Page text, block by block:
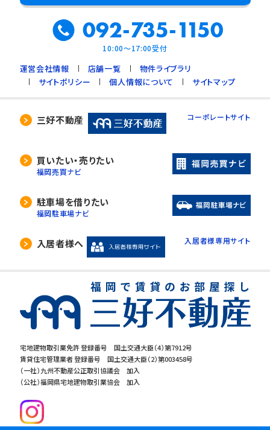
宅地建物取引業免許 登録番号 国土交通大臣（4）第7912号
賃貸住宅管理業者 登録番号 国土交通大臣（2）第003458号
（一社）九州不動産公正取引協議会 加入
（公社）福岡県宅地建物取引業協会 加入
092-735-1150
10:00～17:00受付
運営会社情報 店舗一覧
物件ライブラリ
サイトポリシー
個人情報について サイトマップ
三好不動産 コーポレートサイト
買いたい・売りたい
福岡売買ナビ
駐車場を借りたい
福岡駐車場ナビ
入居者様へ 入居者様専用サイト